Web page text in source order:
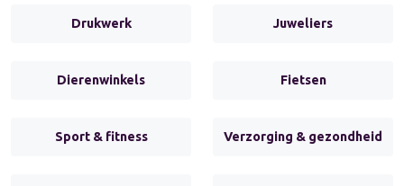
Drukwerk Juweliers
Dierenwinkels Fietsen
Sport & fitness Verzorging & gezondheid